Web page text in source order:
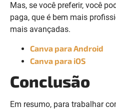
Mas, se você preferir, você
paga, que é bem mais
mais avançadas.
Canva para Android
Canva para iOS
Conclusão
Em resumo, para trabalhar